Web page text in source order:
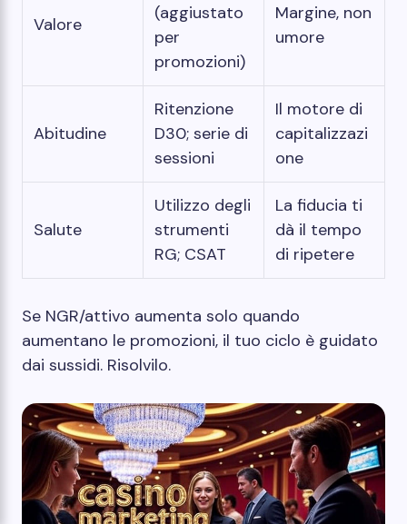
Valore
(aggiustato
per
promozioni)
Margine, non
umore
Abitudine
Ritenzione
D30; serie di
sessioni
Il motore di
capitalizzazi
one
Salute
Utilizzo degli
strumenti
RG; CSAT
La fiducia ti
dà il tempo
di ripetere
Se NGR/attivo aumenta solo quando
aumentano le promozioni, il tuo ciclo è guidato
dai sussidi. Risolvilo.